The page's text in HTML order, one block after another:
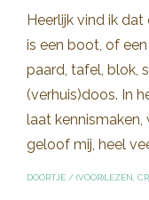
Heerlijk vind ik dat
is een boot, of
paard, tafel, blok,
(verhuis)doos. In
laat
geloof mij, heel
DOORTJE / (VOOR)LEZEN